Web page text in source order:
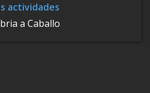
actividades
a Caballo